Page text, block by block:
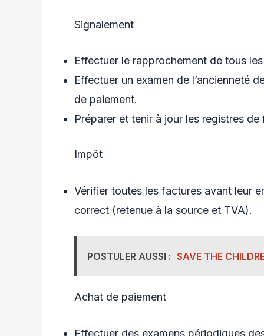
Signalement
Effectuer le rapprochement de tous
Effectuer un examen de l’ancienneté
de paiement.
Préparer et tenir à jour les registres
Impôt
Vérifier toutes les factures avant leur
correct (retenue à la source et TVA).
POSTULER AUSSI : SAVE THE
Achat de paiement
Effectuer des examens périodiques